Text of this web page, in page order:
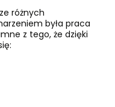
różnych
była praca
z tego, że dzięki